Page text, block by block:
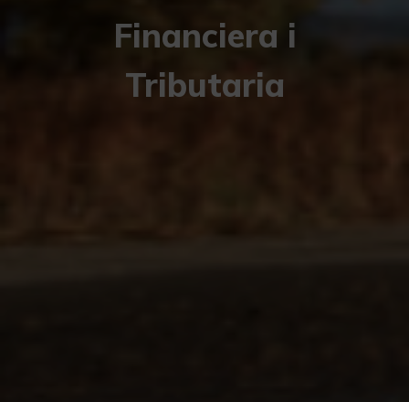
Financiera i
Tributaria